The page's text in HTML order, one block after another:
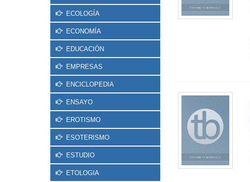
ECOLOGÍA
ECONOMÍA
EDUCACIÓN
EMPRESAS
ENCICLOPEDIA
ENSAYO
EROTISMO
ESOTERISMO
ESTUDIO
ETOLOGIA